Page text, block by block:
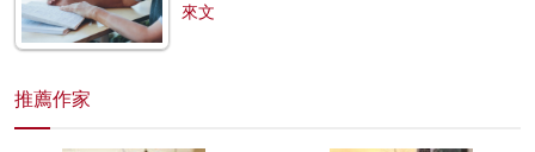
來文
推薦作家